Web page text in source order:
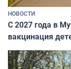
НОВОСТИ
С 2027 года в
вакцинация